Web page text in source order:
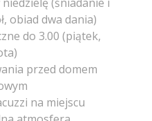
obiad dwa dania)
do 3.00 (piątek,
przed domem
na miejscu